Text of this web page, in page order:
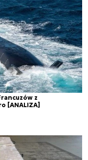
z
[ANALIZA]